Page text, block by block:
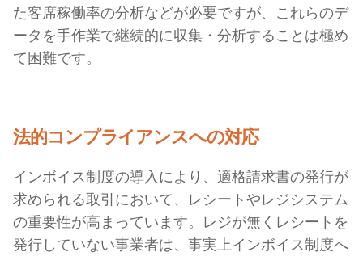
た客席稼働率の分析などが必要ですが、これらのデ
ータを手作業で継続的に収集・分析することは極め
て困難です。
法的コンプライアンスへの対応
インボイス制度の導入により、適格請求書の発行が
求められる取引において、レシートやレジシステム
の重要性が高まっています。レジが無くレシートを
発行していない事業者は、事実上インボイス制度へ